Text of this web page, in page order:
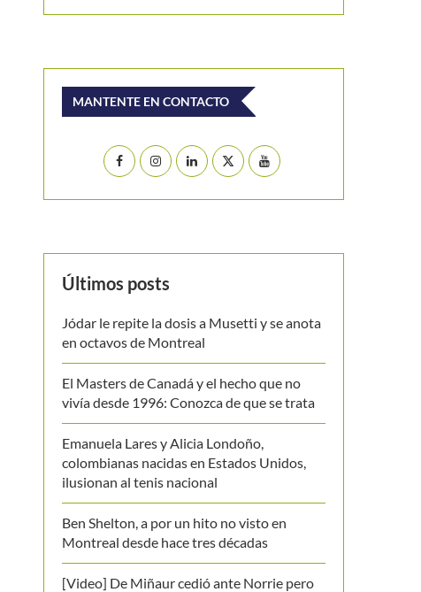
MANTENTE EN CONTACTO
Últimos posts
Jódar le repite la dosis a Musetti y se anota
en octavos de Montreal
El Masters de Canadá y el hecho que no
vivía desde 1996: Conozca de que se trata
Emanuela Lares y Alicia Londoño,
colombianas nacidas en Estados Unidos,
ilusionan al tenis nacional
Ben Shelton, a por un hito no visto en
Montreal desde hace tres décadas
[Video] De Miñaur cedió ante Norrie pero